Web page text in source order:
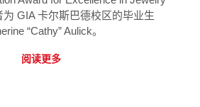
为 GIA 卡尔斯巴德校区的毕业生
“Cathy” Aulick。
阅读更多